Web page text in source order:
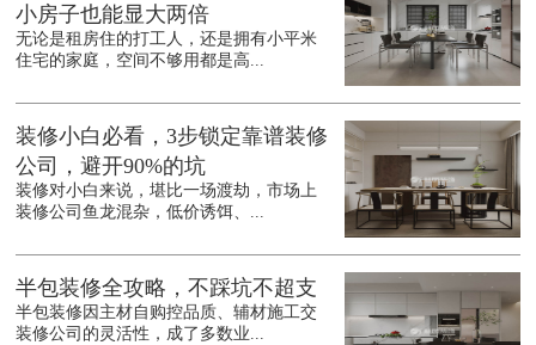
小房子也能显大两倍
无论是租房住的打工人，还是拥有小平米
住宅的家庭，空间不够用都是高...
装修小白必看，3步锁定靠谱装修
公司，避开90%的坑
装修对小白来说，堪比一场渡劫，市场上
装修公司鱼龙混杂，低价诱饵、...
半包装修全攻略，不踩坑不超支
半包装修因主材自购控品质、辅材施工交
装修公司的灵活性，成了多数业...